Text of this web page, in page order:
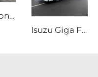
Značka Dongfeng nový 8*4 manipulátor s jeřábem vozidlo s montovaným jeřábem a zvedacím ramenem speciální doprava
Isuzu Giga FTR 205 hp Truck Mounted Crane